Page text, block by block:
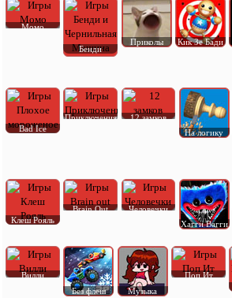
Момо
Бенди
Приколы Кик Зе Бади
Bad Ice
Приключения
12 замков
На логику
Клеш Рояль
Brain Out
Человечки
Хагги Вагги
Вилли
Без флеш
Музыка
Поп Ит